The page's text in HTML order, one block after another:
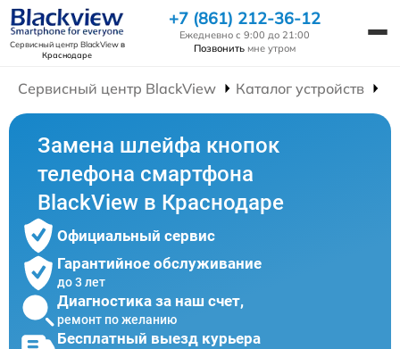
Сервисный центр BlackViewв
Краснодаре
+7 (861) 212-36-12
Ежедневно с 9:00 до 21:00
Позвонить мне утром
Сервисный центр BlackView Каталог устройств
Замена шлейфа кнопок
телефона смартфона
BlackView в Краснодаре
Официальный сервис
Гарантийное обслуживание
до 3 лет
Диагностика за наш счет,
ремонт по желанию
Бесплатный выезд курьера